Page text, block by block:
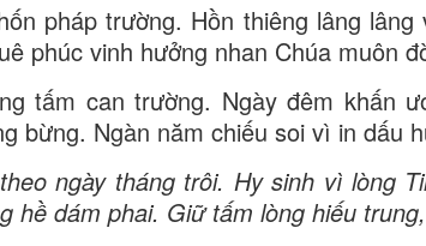
pháp trường. Hồn thiêng lâng
phúc vinh hưởng nhan Chúa muôn
tấm can trường. Ngày đêm khấn
bừng. Ngàn năm chiếu soi vì in dấu
ngày tháng trôi. Hy sinh vì lòng
hề dám phai. Giữ tấm lòng hiếu